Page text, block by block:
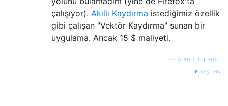
çalışıyor). Akıllı Kaydırma istediğimiz özellik
gibi çalışan "Vektör Kaydırma" sunan bir
uygulama. Ancak 15 $ maliyeti.
coredumperror
kaynak